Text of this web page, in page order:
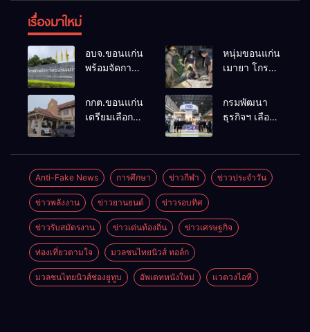
เรื่องมาใหม่
อบจ.ขอนแก่น
พร้อมจัดการ
ยกฯ 27 ก.ย.
รับสมัคร 17-
สมัครรับการ
เลือกตั้งหาก
คุณสมบัติครบ
มั่นใจคนใช้
สิทธิ์ทะลุ 70%
หนุ่มขอนแก่น
เมายา โกรธที่
ที่ดินแล้วไม่
แบ่งเงินให้ใช้
คว้าหนังสติ๊ก
ผกก.ฯ 2 นัด
ตำรวจคุมตัว
ได้ทันควัน
กกต.ขอนแก่น
เตรียมเลือกตั้ง
ด้วยการ เปิด
รับสมัครใหม่
ทั้งหมด พร้อม
ระบุ
“วัฒนา”ลง
สมัครได้
เพราะไม่มี
ความผิด และ
กรมพัฒนา
ธุรกิจฯ เลือก
ร่วม
งาน Franchise
Thailand by
Smart SME
รางวัล DBD
Anti-Fake News การศึกษา ข่าวกีฬา ข่าวประจำวัน
ข่าวพลังงาน ข่าวยานยนต์ ข่าวรอบทิศ
ข่าวรับสมัตรงาน ข่าวเด่นท้องถิ่น ข่าวเศรษฐกิจ
ท่องเที่ยวตามใจ มวลชนไทยนิวส์ ทอล์ก
มวลชนไทยนิวส์ช่องยูทูบ อัพเดทหนังใหม่ แวดวงไอที